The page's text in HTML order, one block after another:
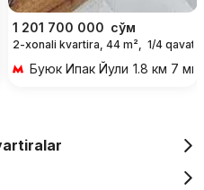
1 201 700 000 сўм
2-xonali kvartira, 44 m², 1/4 qavat
Буюк Ипак Йули 1.8 км 7